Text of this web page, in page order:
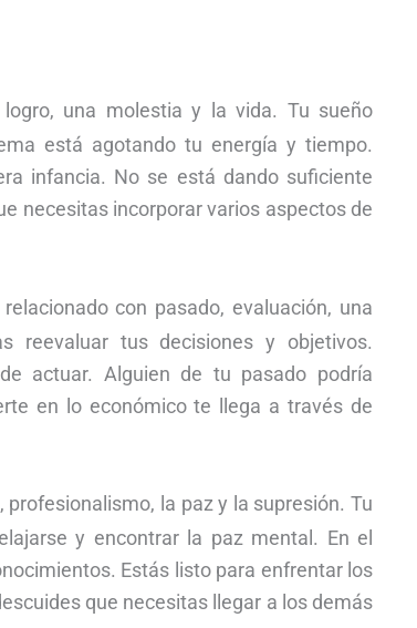
una molestia y la vida. Tu sueño
está agotando tu energía y tiempo.
infancia. No se está dando suficiente
necesitas incorporar varios aspectos de
con pasado, evaluación, una
reevaluar tus decisiones y objetivos.
actuar. Alguien de tu pasado podría
en lo económico te llega a través de
la paz y la supresión. Tu
y encontrar la paz mental. En el
Estás listo para enfrentar los
que necesitas llegar a los demás